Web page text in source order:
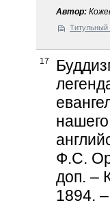
Автор:
Титульный
17
Ф.С.
доп. –
1894.